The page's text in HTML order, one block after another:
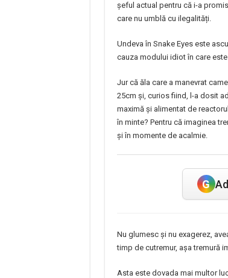
șeful actual pentru că i-a
care nu umblă cu ilegalități.
Undeva în Snake Eyes este
cauza modului idiot în care
Jur că ăla care a manevrat
25cm și, curios fiind, l-a dosit
maximă și alimentat de
în minte? Pentru că imaginea
și în momente de acalmie.
G
Nu glumesc și nu exagerez,
timp de cutremur, așa tremură
Asta este dovada mai multor